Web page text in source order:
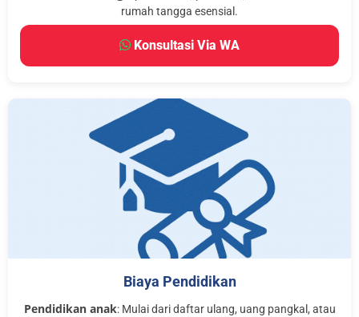
rumah tangga esensial.
Konsultasi Via WA
Biaya Pendidikan
Pendidikan anak: Mulai dari daftar ulang, uang pangkal, atau